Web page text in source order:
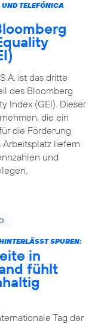
TELEFÓNICA
ist das dritte
des Bloomberg
Index (GEI). Dieser
die ein
die Förderung
liefern
und
SPUREN:
in
fühlt
Tag der